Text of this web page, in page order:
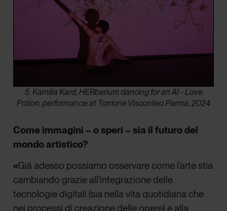
5. Kamilia Kard, HERbarium dancing for an AI - Love
Potion, performance at Torrione VIsconteo Parma, 2024
Come immagini – o speri – sia il futuro del
mondo artistico?
«Già adesso possiamo osservare come l’arte stia
cambiando grazie all’integrazione delle
tecnologie digitali (sia nella vita quotidiana che
nei processi di creazione delle opere) e alla